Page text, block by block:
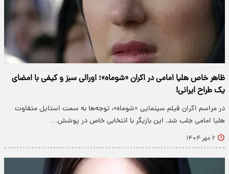
ظاهر خاص هلیا امامی در اکران «شوماه»؛ اورالی سبز و کیفی با امضای
یک طراح ایرانی!
در مراسم اکران فیلم سینمایی «شوماه»، توجه‌ها به سمت استایل متفاوت
هلیا امامی جلب شد. این بازیگر با انتخابی خاص در پوشش…
۶ مهر ۱۴۰۴